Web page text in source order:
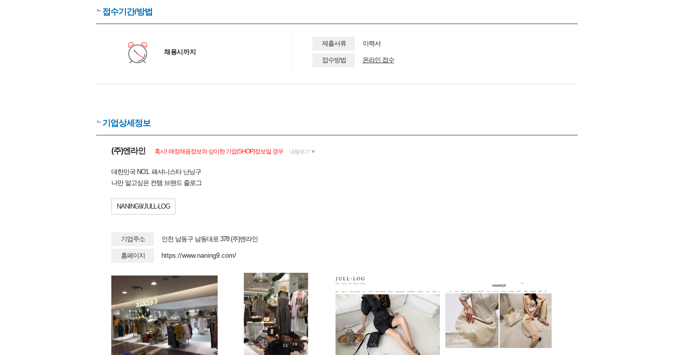
접수기간/방법
채용시까지
제출서류 이력서
접수방법 온라인 접수
기업상세정보
(주)엔라인 혹시! 매장채용정보와 상이한 기업(SHOP)정보일 경우 내용보기 ▼
대한민국 NO1. 패셔니스타 난닝구
나만 알고싶은 컨템 브랜드 줄로그
NANING9/JULL-LOG
기업주소 인천 남동구 남동대로 378 (주)엔라인
홈페이지 https://www.naning9.com/